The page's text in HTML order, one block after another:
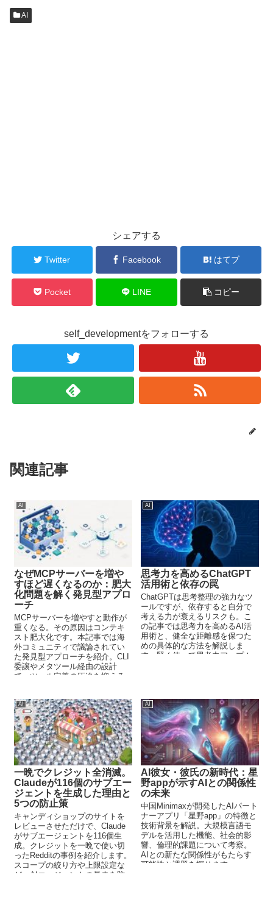
AI
シェアする
Twitter Facebook はてブ
Pocket LINE コピー
self_developmentをフォローする
関連記事
AI
なぜMCPサーバーを増や
すほど遅くなるのか：肥大
化問題を解く発見型アプロ
ーチ
MCPサーバーを増やすと動作が
重くなる。その原因はコンテキ
スト肥大化です。本記事では海
外コミュニティで議論されてい
た発見型アプローチを紹介。CLI
委譲やメタツール経由の設計
で、ツール定義の圧迫を抑える
AI
思考力を高めるChatGPT
活用術と依存の罠
ChatGPTは思考整理の強力なツ
ールですが、依存すると自分で
考える力が衰えるリスクも。こ
の記事では思考力を高めるAI活
用術と、健全な距離感を保つた
めの具体的な方法を解説しま
す。賢く使って思考力アップ！
AI
一晩でクレジット全消滅。
Claudeが116個のサブエー
ジェントを生成した理由と
5つの防止策
キャンディショップのサイトを
レビューさせただけで、Claude
がサブエージェントを116個生
成。クレジットを一晩で使い切
ったRedditの事例を紹介します。
スコープの絞り方や上限設定な
ど、AIエージェントの暴走を防
AI
AI彼女・彼氏の新時代：星
野appが示すAIとの関係性
の未来
中国Minimaxが開発したAIパート
ナーアプリ「星野app」の特徴と
技術背景を解説。大規模言語モ
デルを活用した機能、社会的影
響、倫理的課題について考察。
AIとの新たな関係性がもたらす
可能性と課題を探ります。